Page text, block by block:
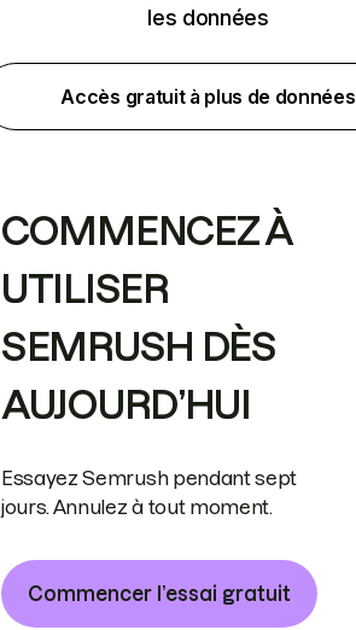
les données
Accès gratuit à plus de données
COMMENCEZ À
UTILISER
SEMRUSH DÈS
AUJOURD’HUI
Essayez Semrush pendant sept
jours. Annulez à tout moment.
Commencer l’essai gratuit